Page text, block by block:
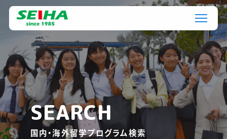
SEARCH
国内・海外留学プログラム検索